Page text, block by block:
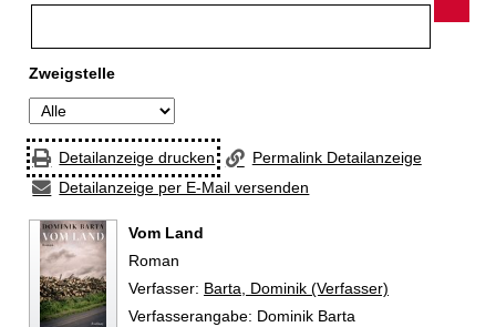
Zweigstelle
Detailanzeige drucken
Permalink Detailanzeige
Detailanzeige per E-Mail versenden
Vom Land
Roman
Verfasser: Suche nach diesem Verfasser
Barta, Dominik (Verfasser)
Verfasserangabe: Dominik Barta